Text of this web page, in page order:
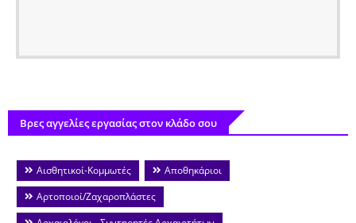
Βρες αγγελίες εργασίας στον κλάδο σου
Αισθητικοί-Κομμωτές
Αποθηκάριοι
Αρτοποιοί/Ζαχαροπλάστες